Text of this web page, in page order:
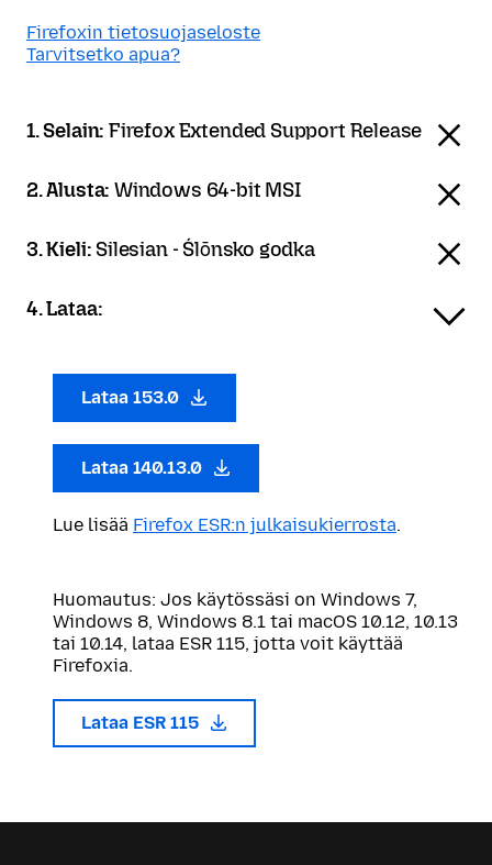
Firefoxin tietosuojaseloste
Tarvitsetko apua?
1. Selain:Firefox Extended Support Release
2. Alusta:Windows 64-bit MSI
3. Kieli: Silesian - Ślōnsko godka
4. Lataa:
Lataa 153.0
Lataa 140.13.0
Lue lisää Firefox ESR:n julkaisukierrosta.
Huomautus: Jos käytössäsi on Windows 7,
Windows 8, Windows 8.1 tai macOS 10.12, 10.13
tai 10.14, lataa ESR 115, jotta voit käyttää
Firefoxia.
Lataa ESR 115